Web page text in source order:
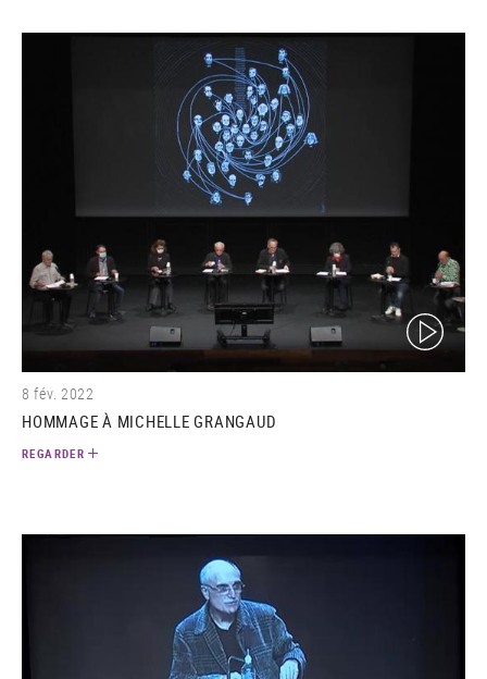
(video)
8 fév. 2022
HOMMAGE À MICHELLE GRANGAUD
REGARDER